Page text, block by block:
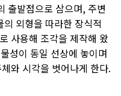
출발점으로 삼으며, 주변
외형을 따라한 장식적
사용해 조각을 제작해 왔
성이 동일 선상에 놓이며
와 시각을 벗어나게 한다.